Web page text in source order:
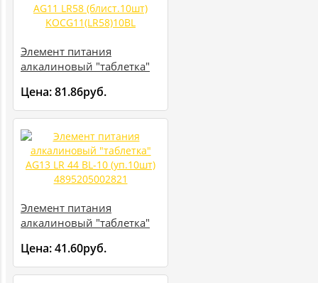
Элемент питания
алкалиновый "таблетка"
KOCG11(LR58)10BL
Цена:81.86руб.
Элемент питания
алкалиновый "таблетка"
(уп.10шт) 4895205002821
Цена:41.60руб.